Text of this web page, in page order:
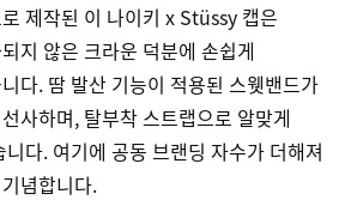
제작된 이 나이키 x Stüssy 캡은
지 않은 크라운 덕분에 손쉽게
다. 땀 발산 기능이 적용된 스웻밴드가
사하며, 탈부착 스트랩으로 알맞게
다. 여기에 공동 브랜딩 자수가 더해져
념합니다.